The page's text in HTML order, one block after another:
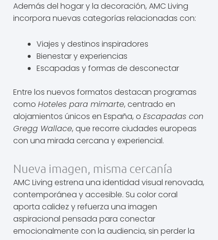
Además del hogar y la decoración, AMC Living
incorpora nuevas categorías relacionadas con:
Viajes y destinos inspiradores
Bienestar y experiencias
Escapadas y formas de desconectar
Entre los nuevos formatos destacan programas
como Hoteles para mimarte, centrado en
alojamientos únicos en España, o Escapadas con
Gregg Wallace, que recorre ciudades europeas
con una mirada cercana y experiencial.
Nueva imagen, misma cercanía
AMC Living estrena una identidad visual renovada,
contemporánea y accesible. Su color coral
aporta calidez y refuerza una imagen
aspiracional pensada para conectar
emocionalmente con la audiencia, sin perder la